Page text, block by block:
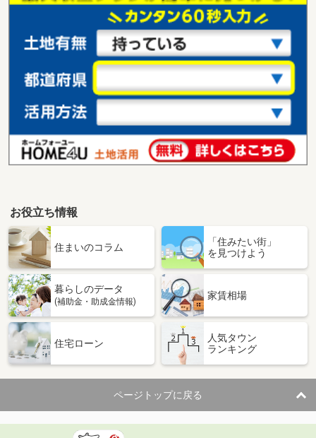
鳥取県倉吉市海田西町２
価 格
3,600万円
住 所
鳥取県倉吉市海田西町２
用途地域 １種住居
お役立ち情報
住まいのコラム
「住みたい街」
を見つけよう
暮らしのデータ
(補助金・助成金情報)
家賃相場
住宅ローン
人気タウン
ランキング
ページトップに戻る